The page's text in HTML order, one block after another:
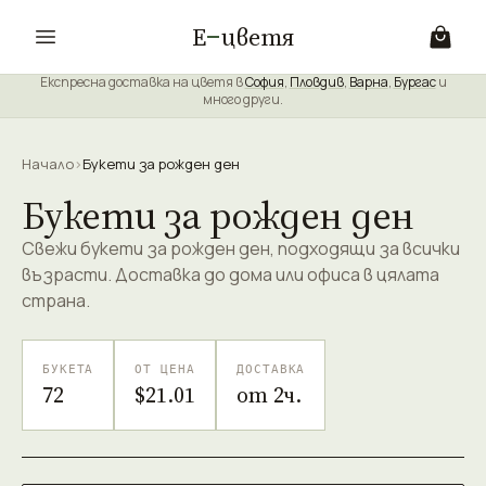
Е цветя
Експресна доставка на цветя вСофия, Пловдив, Варна, Бургаси
много други.
Начало›Букети за рожден ден
Букети за рожден ден
Свежи букети за рожден ден, подходящи за всички
възрасти. Доставка до дома или офиса в цялата
страна.
БУКЕТА
72
ОТ ЦЕНА
$21.01
ДОСТАВКА
от 2ч.